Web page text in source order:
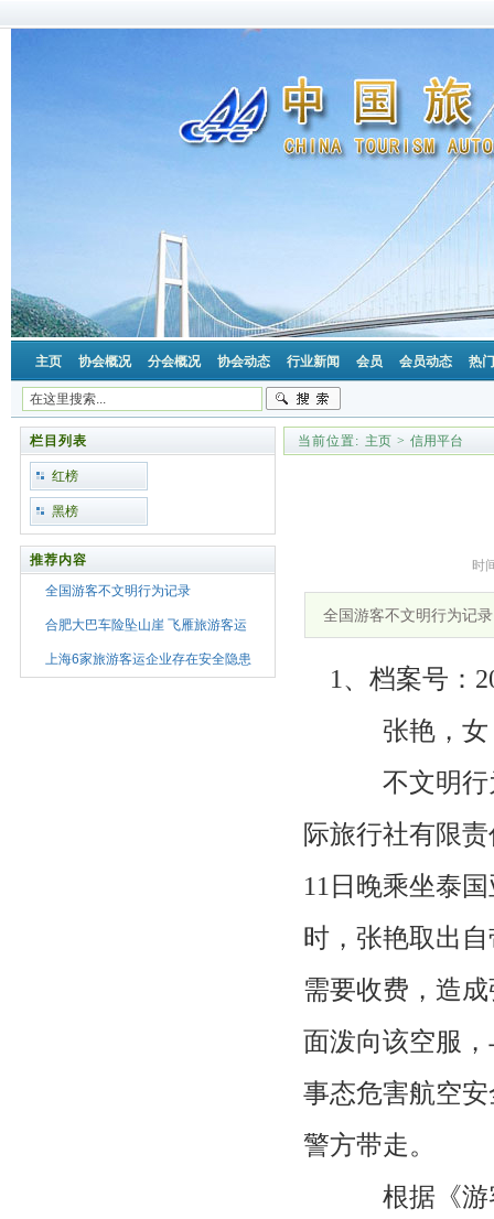
主页 协会概况 分会概况 协会动态 行业新闻 会员 会员动态 热
栏目列表
红榜
黑榜
推荐内容
全国游客不文明行为记录
合肥大巴车险坠山崖 飞雁旅游客运
上海6家旅游客运企业存在安全隐患
当前位置: 主页 > 信用平台
时
全国游客不文明行为记
1、档案号：
张艳，女
不文明行为
际旅行社有限
11日晚乘坐泰
时，张艳取出
需要收费，造
面泼向该空服
事态危害航空
警方带走。
根据《游客